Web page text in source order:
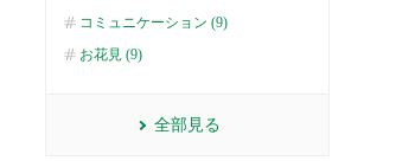
コミュニケーション (9)
お花見 (9)
全部見る